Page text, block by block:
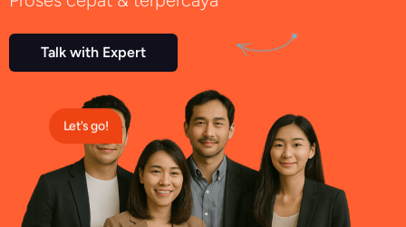
Talk with Expert
Let's go!